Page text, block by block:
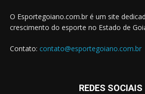
O Esportegoiano.com.br é um site
crescimento do esporte no Estado de
Contato: contato@esportegoiano.com.br
REDES SOCIAIS